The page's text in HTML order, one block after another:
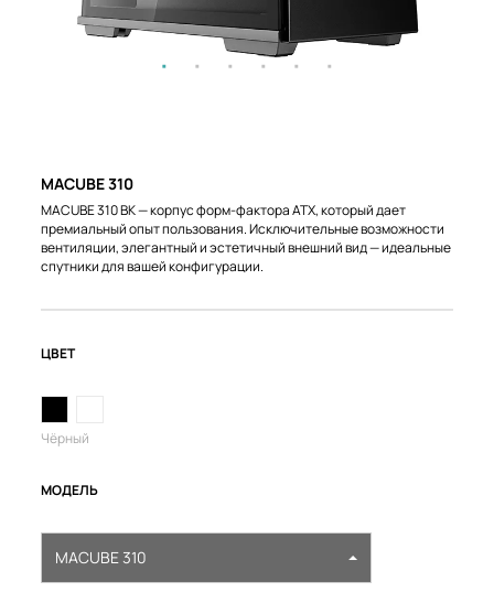
MACUBE 310
MACUBE 310 BK — корпус форм-фактора ATX, который дает
премиальный опыт пользования. Исключительные возможности
вентиляции, элегантный и эстетичный внешний вид — идеальные
спутники для вашей конфигурации.
ЦВЕТ
Чёрный
МОДЕЛЬ
MACUBE 310